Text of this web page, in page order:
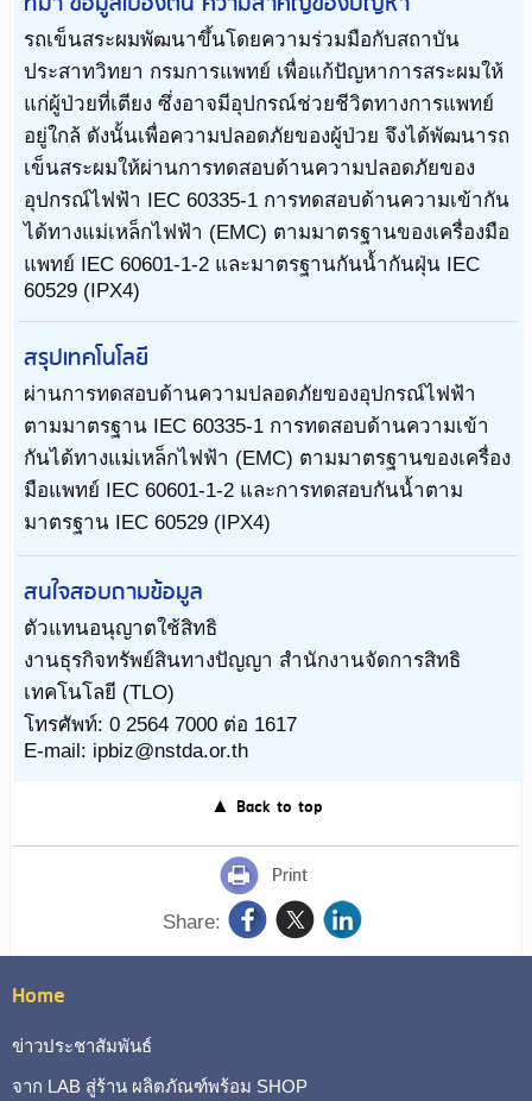
รถเข็นสระผมพัฒนาขึ้นโดยความร่วมมือกับสถาบัน
ประสาทวิทยา กรมการแพทย์ เพื่อแก้ปัญหาการสระผมให้
แก่ผู้ป่วยที่เตียง ซึ่งอาจมีอุปกรณ์ช่วยชีวิตทางการแพทย์
อยู่ใกล้ ดังนั้นเพื่อความปลอดภัยของผู้ป่วย จึงได้พัฒนารถ
เข็นสระผมให้ผ่านการทดสอบด้านความปลอดภัยของ
อุปกรณ์ไฟฟ้า IEC 60335-1 การทดสอบด้านความเข้ากัน
ได้ทางแม่เหล็กไฟฟ้า (EMC) ตามมาตรฐานของเครื่องมือ
แพทย์ IEC 60601-1-2 และมาตรฐานกันน้ำกันฝุ่น IEC
60529 (IPX4)
สรุปเทคโนโลยี
ผ่านการทดสอบด้านความปลอดภัยของอุปกรณ์ไฟฟ้า
ตามมาตรฐาน IEC 60335-1 การทดสอบด้านความเข้า
กันได้ทางแม่เหล็กไฟฟ้า (EMC) ตามมาตรฐานของเครื่อง
มือแพทย์ IEC 60601-1-2 และการทดสอบกันน้ำตาม
มาตรฐาน IEC 60529 (IPX4)
สนใจสอบถามข้อมูล
ตัวแทนอนุญาตใช้สิทธิ
งานธุรกิจทรัพย์สินทางปัญญา สำนักงานจัดการสิทธิ
เทคโนโลยี (TLO)
โทรศัพท์: 0 2564 7000 ต่อ 1617
E-mail: ipbiz@nstda.or.th
▲ Back to top
Print
Share:
Home
ข่าวประชาสัมพันธ์
จาก LAB สู่ร้าน ผลิตภัณฑ์พร้อม SHOP